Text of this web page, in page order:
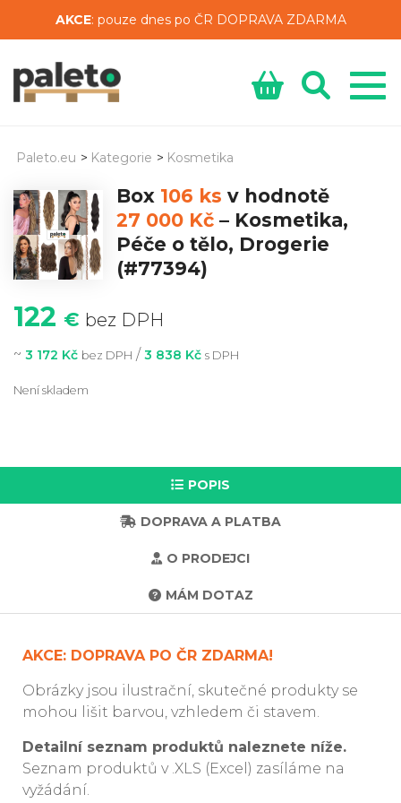
AKCE: pouze dnes po ČR DOPRAVA ZDARMA
Paleto.eu > Kategorie > Kosmetika
Box 106 ks v hodnotě
27 000 Kč – Kosmetika,
Péče o tělo, Drogerie
(#77394)
122 € bez DPH
~ 3 172 Kč bez DPH / 3 838 Kč s DPH
Není skladem
POPIS
DOPRAVA A PLATBA
O PRODEJCI
MÁM DOTAZ
AKCE: DOPRAVA PO ČR ZDARMA!
Obrázky jsou ilustrační, skutečné produkty se
mohou lišit barvou, vzhledem či stavem.
Detailní seznam produktů naleznete níže.
Seznam produktů v .XLS (Excel) zasíláme na
vyžádání.